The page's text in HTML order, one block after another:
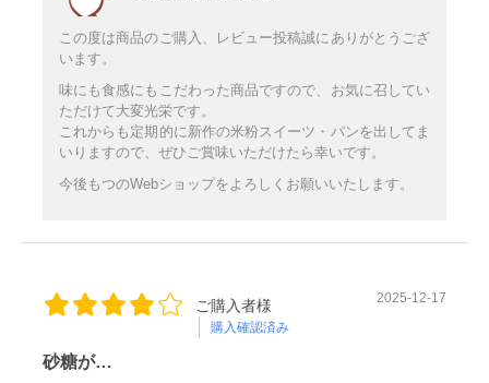
この度は商品のご購入、レビュー投稿誠にありがとうござ
います。
味にも食感にもこだわった商品ですので、お気に召してい
ただけて大変光栄です。
これからも定期的に新作の米粉スイーツ・パンを出してま
いりますので、ぜひご賞味いただけたら幸いです。
今後もつのWebショップをよろしくお願いいたします。
ご購入者様
購入確認済み
2025-12-17
砂糖が…